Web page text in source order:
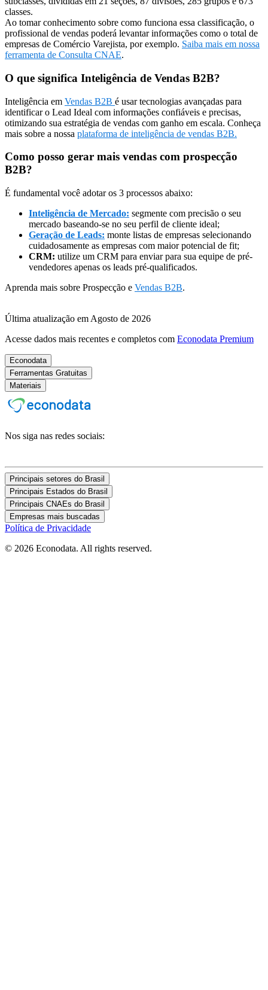
classes.
Ao tomar conhecimento sobre como funciona essa classificação, o
profissional de vendas poderá levantar informações como o total de
empresas de Comércio Varejista, por exemplo. Saiba mais em nossa
ferramenta de Consulta CNAE.
O que significa Inteligência de Vendas B2B?
Inteligência em Vendas B2B é usar tecnologias avançadas para
identificar o Lead Ideal com informações confiáveis e precisas,
otimizando sua estratégia de vendas com ganho em escala. Conheça
mais sobre a nossa plataforma de inteligência de vendas B2B.
Como posso gerar mais vendas com prospecção
B2B?
É fundamental você adotar os 3 processos abaixo:
Inteligência de Mercado: segmente com precisão o seu
mercado baseando-se no seu perfil de cliente ideal;
Geração de Leads: monte listas de empresas selecionando
cuidadosamente as empresas com maior potencial de fit;
CRM: utilize um CRM para enviar para sua equipe de pré-
vendedores apenas os leads pré-qualificados.
Aprenda mais sobre Prospecção e Vendas B2B.
Última atualização em Agosto de 2026
Acesse dados mais recentes e completos com Econodata Premium
Econodata
Ferramentas Gratuitas
Materiais
Nos siga nas redes sociais:
Principais setores do Brasil
Principais Estados do Brasil
Principais CNAEs do Brasil
Empresas mais buscadas
Política de Privacidade
© 2026 Econodata. All rights reserved.